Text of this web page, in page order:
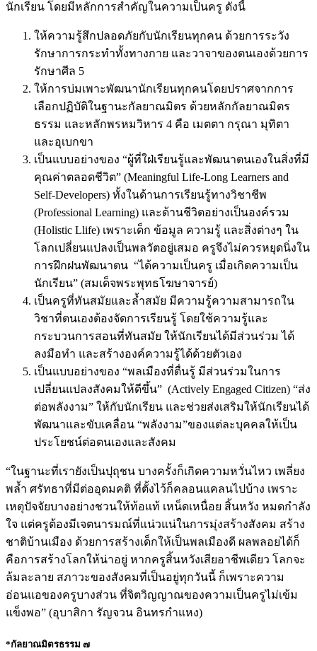
นักเรียน โดยมีหลักการสำคัญในความเป็นครู ดังนี้
ให้ความรู้สึกปลอดภัยกับนักเรียนทุกคน ด้วยการระวัง
รักษาการกระทำทั้งทางกาย และวาจาของตนเองด้วยการ
รักษาศีล 5
ให้การบ่มเพาะพัฒนานักเรียนทุกคนโดยปราศจากการ
เลือกปฏิบัติในฐานะกัลยาณมิตร ด้วยหลักกัลยาณมิตร
ธรรม และหลักพรหมวิหาร 4 คือ เมตตา กรุณา มุทิตา
และอุเบกขา
เป็นแบบอย่างของ “ผู้ที่ใฝ่เรียนรู้และพัฒนาตนเองในสิ่งที่มี
คุณค่าตลอดชีวิต” (Meaningful Life-Long Learners and
Self-Developers) ทั้งในด้านการเรียนรู้ทางวิชาชีพ
(Professional Learning) และด้านชีวิตอย่างเป็นองค์รวม
(Holistic Llife) เพราะเด็ก ข้อมูล ความรู้ และสิ่งต่างๆ ใน
โลกเปลี่ยนแปลงเป็นพลวัตอยู่เสมอ ครูจึงไม่ควรหยุดนิ่งใน
การฝึกฝนพัฒนาตน “ได้ความเป็นครู เมื่อเกิดความเป็น
นักเรียน” (สมเด็จพระพุทธโฆษาจารย์)
เป็นครูที่ทันสมัยและล้ำสมัย มีความรู้ความสามารถใน
วิชาที่ตนเองต้องจัดการเรียนรู้ โดยใช้ความรู้และ
กระบวนการสอนที่ทันสมัย ให้นักเรียนได้มีส่วนร่วม ได้
ลงมือทำ และสร้างองค์ความรู้ได้ด้วยตัวเอง
เป็นแบบอย่างของ “พลเมืองที่ตื่นรู้ มีส่วนร่วมในการ
เปลี่ยนแปลงสังคมให้ดีขึ้น” (Actively Engaged Citizen) “ส่ง
ต่อพลังงาม” ให้กับนักเรียน และช่วยส่งเสริมให้นักเรียนได้
พัฒนาและขับเคลื่อน “พลังงาม”ของแต่ละบุคคลให้เป็น
ประโยชน์ต่อตนเองและสังคม
“ในฐานะที่เรายังเป็นปุถุชน บางครั้งก็เกิดความหวั่นไหว เพลี่ยง
พล้ำ ศรัทธาที่มีต่ออุดมคติ ที่ตั้งไว้ก็คลอนแคลนไปบ้าง เพราะ
เหตุปัจจัยบางอย่างชวนให้ท้อแท้ เหน็ดเหนื่อย สิ้นหวัง หมดกำลัง
ใจ แต่ครูต้องมีเจตนารมณ์ที่แน่วแน่ในการมุ่งสร้างสังคม สร้าง
ชาติบ้านเมือง ด้วยการสร้างเด็กให้เป็นพลเมืองดี ผลพลอยได้ก็
คือการสร้างโลกให้น่าอยู่ หากครูสิ้นหวังเสียอาชีพเดียว โลกจะ
ล้มละลาย สภาวะของสังคมที่เป็นอยู่ทุกวันนี้ ก็เพราะความ
อ่อนแอของครูบางส่วน ที่จิตวิญญาณของความเป็นครูไม่เข้ม
แข็งพอ” (อุบาสิกา รัญจวน อินทรกำแหง)
*กัลยาณมิตรธรรม ๗